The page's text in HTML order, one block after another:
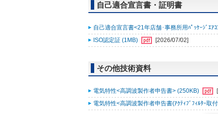
自己適合宣言書・証明書
自己適合宣言書<21年店舗･事務所用ﾊﾟｯｹｰｼﾞｴｱ
ISO認定証 (1MB)
[2026/07/02]
その他技術資料
電気特性<高調波製作者申告書> (250KB)
電気特性<高調波製作者申告書(ｱｸﾃｨﾌﾞﾌｨﾙﾀｰ取